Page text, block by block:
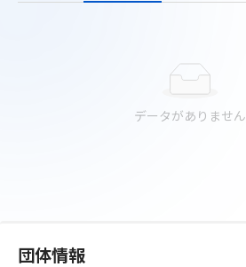
データがありません
団体情報